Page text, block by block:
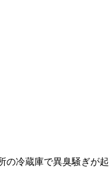
冷蔵庫で異臭騒ぎが